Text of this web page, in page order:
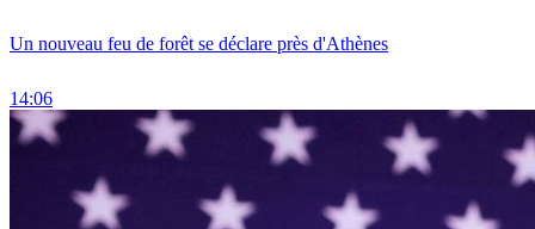
Un nouveau feu de forêt se déclare près d'Athènes
14:06